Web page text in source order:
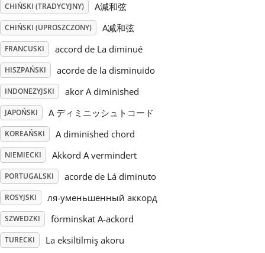
Русский
Svenska
Tiếng Việt
Türkçe
Українська
简体中文
繁體中文
CHIŃSKI (TRADYCYJNY) A減和弦
CHIŃSKI (UPROSZCZONY) A减和弦
FRANCUSKI accord de La diminué
HISZPAŃSKI acorde de la disminuido
INDONEZYJSKI akor A diminished
JAPOŃSKI A ディミニッシュトコード
KOREAŃSKI A diminished chord
NIEMIECKI Akkord A vermindert
PORTUGALSKI acorde de Lá diminuto
ROSYJSKI ля-уменьшенный аккорд
SZWEDZKI förminskat A-ackord
TURECKI La eksiltilmiş akoru